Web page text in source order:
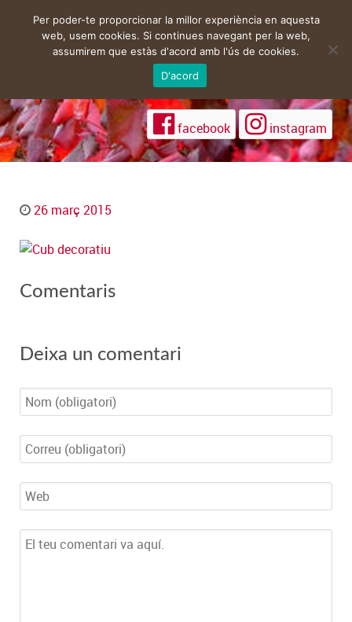
facebook instagram
26 març 2015
Comentaris
Deixa un comentari
Per poder-te proporcionar la millor experiència en aquesta
web, usem cookies. Si continues navegant per la web,
assumirem que estàs d'acord amb l'ús de cookies.
D'acord